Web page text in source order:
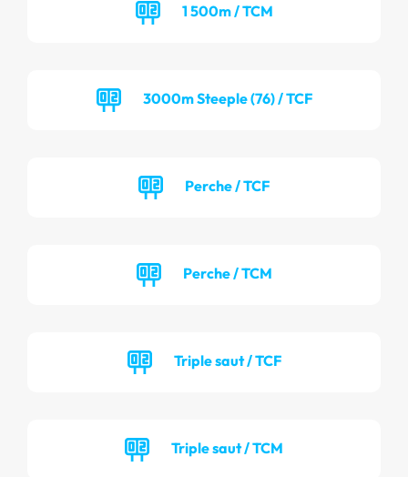
1 500m / TCM
3000m Steeple (76) / TCF
Perche / TCF
Perche / TCM
Triple saut / TCF
Triple saut / TCM